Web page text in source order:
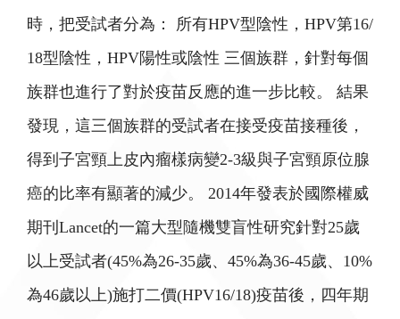
時，把受試者分為： 所有HPV型陰性，HPV第16/
18型陰性，HPV陽性或陰性 三個族群，針對每個
族群也進行了對於疫苗反應的進一步比較。 結果
發現，這三個族群的受試者在接受疫苗接種後，
得到子宮頸上皮內瘤樣病變2-3級與子宮頸原位腺
癌的比率有顯著的減少。 2014年發表於國際權威
期刊Lancet的一篇大型隨機雙盲性研究針對25歲
以上受試者(45%為26-35歲、45%為36-45歲、10%
為46歲以上)施打二價(HPV16/18)疫苗後，四年期